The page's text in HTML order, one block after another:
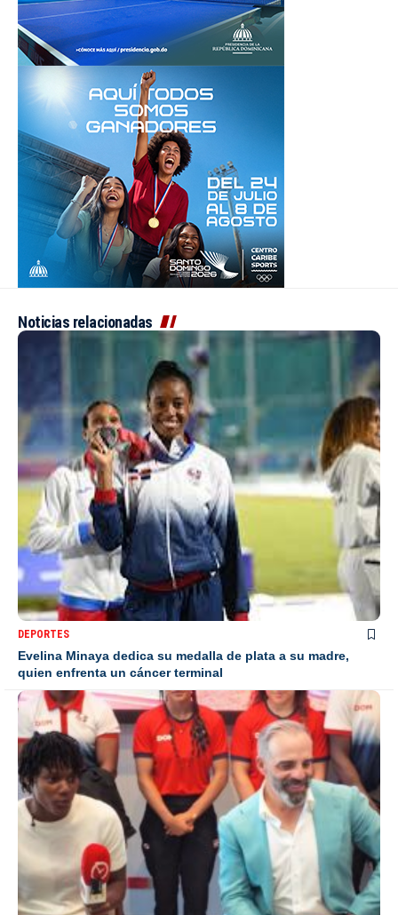
Noticias relacionadas
DEPORTES
Evelina Minaya dedica su medalla de plata a su madre,
quien enfrenta un cáncer terminal